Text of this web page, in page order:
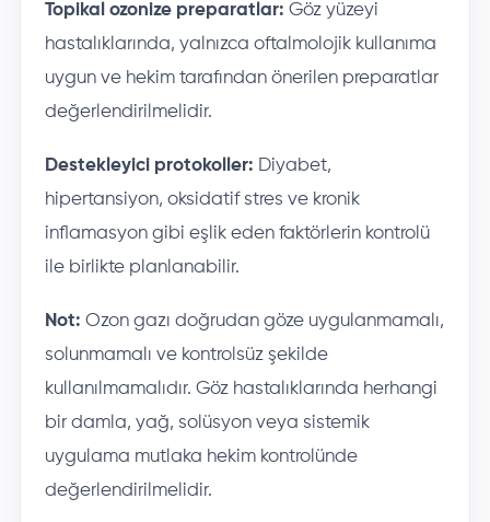
Topikal ozonize preparatlar: Göz yüzeyi
hastalıklarında, yalnızca oftalmolojik kullanıma
uygun ve hekim tarafından önerilen preparatlar
değerlendirilmelidir.
Destekleyici protokoller: Diyabet,
hipertansiyon, oksidatif stres ve kronik
inflamasyon gibi eşlik eden faktörlerin kontrolü
ile birlikte planlanabilir.
Not: Ozon gazı doğrudan göze uygulanmamalı,
solunmamalı ve kontrolsüz şekilde
kullanılmamalıdır. Göz hastalıklarında herhangi
bir damla, yağ, solüsyon veya sistemik
uygulama mutlaka hekim kontrolünde
değerlendirilmelidir.